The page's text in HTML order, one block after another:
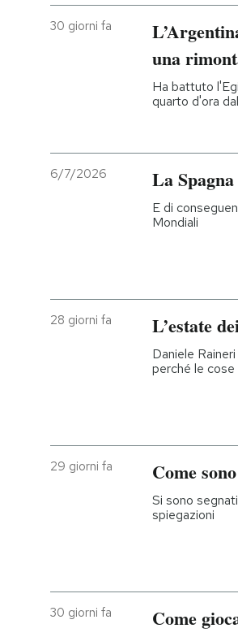
CALENDARIO
AREA PERSONALE
30 giorni fa
una
Ha battuto
quarto d'ora
6/7/2026 La
E di
Mondiali
28 giorni fa L’estate
Daniele
perché le
29 giorni fa Come
Si sono
spiegazioni
30 giorni fa Come